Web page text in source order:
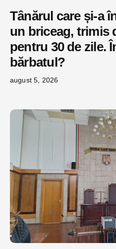
Tânărul care și-a
un briceag, trimis
pentru 30 de zile.
bărbatul?
august 5, 2026